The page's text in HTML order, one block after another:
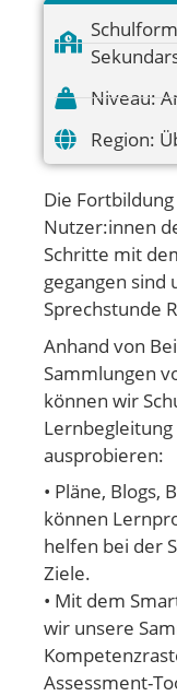
Niveau:
Region:
Die
Nutzer:innen
Schritte mit
gegangen sind
Sprechstunde
Anhand von
Sammlungen
können wir
ausprobieren:
• Pläne,
können
helfen bei der
Ziele.
• Mit dem
wir unsere
Assessment-